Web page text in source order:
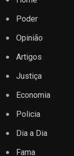
Poder
Opinião
Artigos
Justiça
Economia
Policia
Dia a Dia
Fama